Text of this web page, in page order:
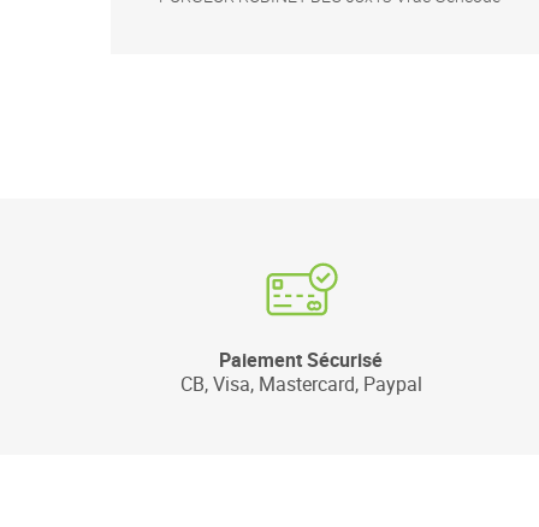
Paiement Sécurisé
CB, Visa, Mastercard, Paypal